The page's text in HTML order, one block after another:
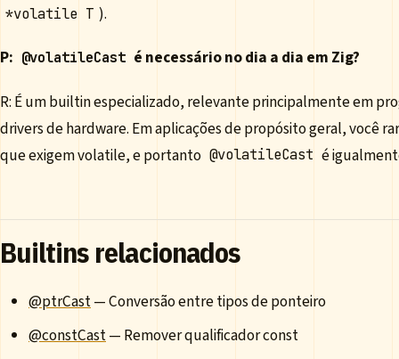
*volatile T ).
P: @volatileCast é necessário no dia a dia em Zig?
R: É um builtin especializado, relevante principalmente em
drivers de hardware. Em aplicações de propósito geral, você
que exigem volatile, e portanto @volatileCast é
Builtins relacionados
@ptrCast— Conversão entre tipos de ponteiro
@constCast— Remover qualificador const